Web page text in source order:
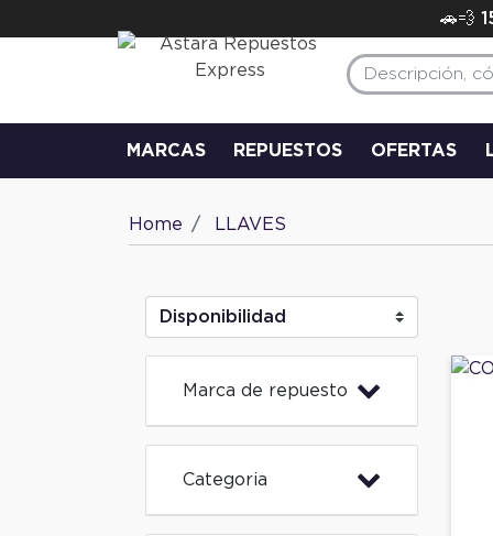
🚗💨
MARCAS REPUESTOS OFERTAS
Home LLAVES
Marca de repuesto
Categoria